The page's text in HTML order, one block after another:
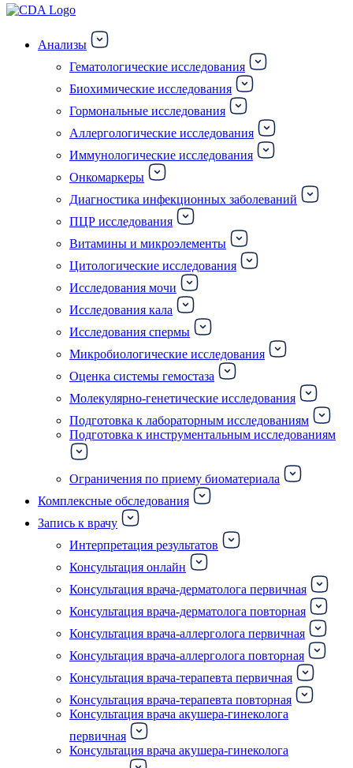
Анализы
Гематологические исследования
Биохимические исследования
Гормональные исследования
Аллергологические исследования
Иммунологические исследования
Онкомаркеры
Диагностика инфекционных заболеваний
ПЦР исследования
Витамины и микроэлементы
Цитологические исследования
Исследования мочи
Исследования кала
Исследования спермы
Микробиологические исследования
Оценка системы гемостаза
Молекулярно-генетические исследования
Подготовка к лабораторным исследованиям
Подготовка к инструментальным исследованиям
Ограничения по приему биоматериала
Комплексные обследования
Запись к врачу
Интерпретация результатов
Консультация онлайн
Консультация врача-дерматолога первичная
Консультация врача-дерматолога повторная
Консультация врача-аллерголога первичная
Консультация врача-аллерголога повторная
Консультация врача-терапевта первичная
Консультация врача-терапевта повторная
Консультация врача акушера-гинеколога
первичная
Консультация врача акушера-гинеколога